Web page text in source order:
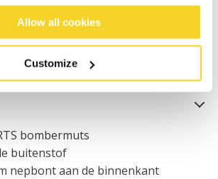
Allow all cookies
Customize
retourneren
bombermuts
buitenstof
nepbont aan de binnenkant